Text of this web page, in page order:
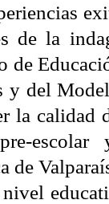
de la
de
y del
la calidad
escolar
de